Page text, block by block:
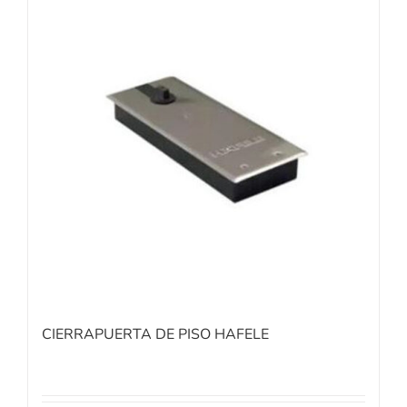
CIERRAPUERTA DE PISO HAFELE